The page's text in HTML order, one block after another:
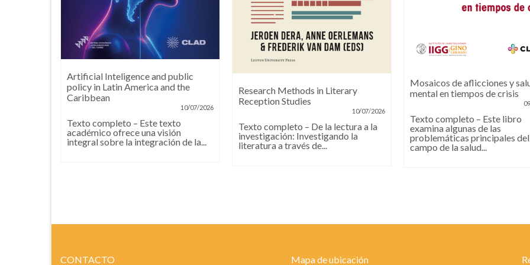
Artificial Inteligence and public
policy in Latin America and the
Caribbean
10/07/2026
Texto completo – Este texto
académico ofrece una visión
integral sobre la integración de la...
Research Methods in Literary
Reception Studies
10/07/2026
Texto completo – De la lectura a la
investigación: Investigando la
literatura a través de...
Mosaicos de aflicciones y
mental en tiempos de crisis
Texto completo – Este libro
examina algunas de las
problemáticas principales del
campo de la salud...
CONTACTO Mapa de ubicación